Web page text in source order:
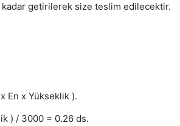
getirilerek size teslim edilecektir.
En x Yükseklik ).
) / 3000 = 0.26 ds.